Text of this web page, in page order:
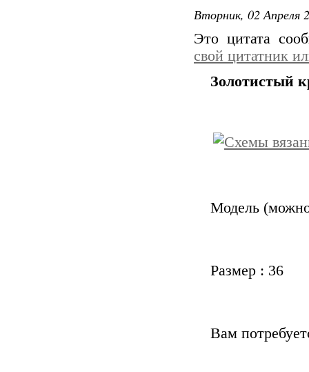
Вторник, 02 Апреля
Это цитата
свой цитатник
Золотистый
Модель (можно
Размер : 36
Вам